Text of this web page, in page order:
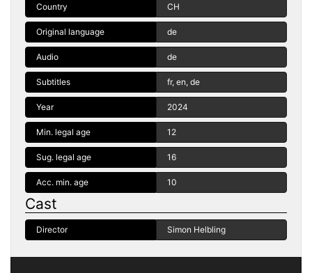
Country CH
Original language de
Audio de
Subtitles fr, en, de
Year 2024
Min. legal age 12
Sug. legal age 16
Acc. min. age 10
Cast
Director Simon Helbling